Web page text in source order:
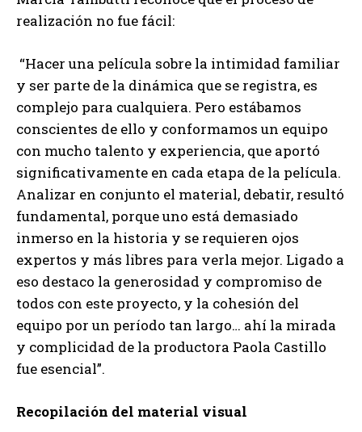
realización no fue fácil:
“Hacer una película sobre la intimidad familiar
y ser parte de la dinámica que se registra, es
complejo para cualquiera. Pero estábamos
conscientes de ello y conformamos un equipo
con mucho talento y experiencia, que aportó
significativamente en cada etapa de la película.
Analizar en conjunto el material, debatir, resultó
fundamental, porque uno está demasiado
inmerso en la historia y se requieren ojos
expertos y más libres para verla mejor. Ligado a
eso destaco la generosidad y compromiso de
todos con este proyecto, y la cohesión del
equipo por un período tan largo… ahí la mirada
y complicidad de la productora Paola Castillo
fue esencial”.
Recopilación del material visual